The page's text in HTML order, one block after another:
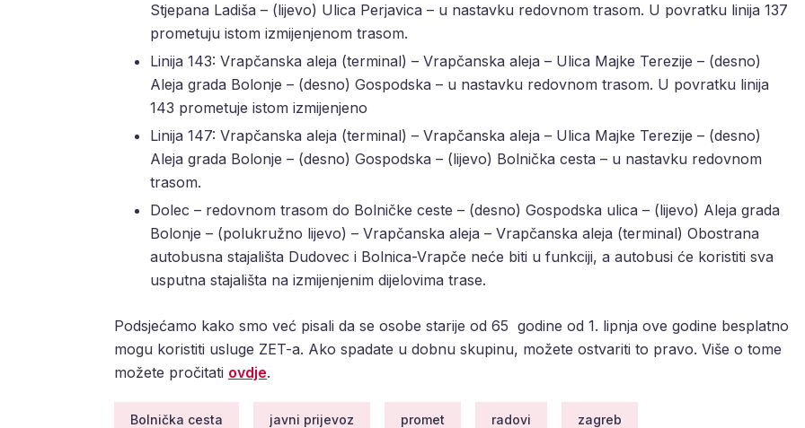
Stjepana Ladiša – (lijevo) Ulica Perjavica – u nastavku redovnom trasom. U povratku linija 137
prometuju istom izmijenjenom trasom.
Linija 143: Vrapčanska aleja (terminal) – Vrapčanska aleja – Ulica Majke Terezije – (desno)
Aleja grada Bolonje – (desno) Gospodska – u nastavku redovnom trasom. U povratku linija
143 prometuje istom izmijenjeno
Linija 147: Vrapčanska aleja (terminal) – Vrapčanska aleja – Ulica Majke Terezije – (desno)
Aleja grada Bolonje – (desno) Gospodska – (lijevo) Bolnička cesta – u nastavku redovnom
trasom.
Dolec – redovnom trasom do Bolničke ceste – (desno) Gospodska ulica – (lijevo) Aleja grada
Bolonje – (polukružno lijevo) – Vrapčanska aleja – Vrapčanska aleja (terminal) Obostrana
autobusna stajališta Dudovec i Bolnica-Vrapče neće biti u funkciji, a autobusi će koristiti sva
usputna stajališta na izmijenjenim dijelovima trase.
Podsjećamo kako smo već pisali da se osobe starije od 65 godine od 1. lipnja ove godine besplatno
mogu koristiti usluge ZET-a. Ako spadate u dobnu skupinu, možete ostvariti to pravo. Više o tome
možete pročitati ovdje.
Bolnička cesta javni prijevoz promet radovi zagreb